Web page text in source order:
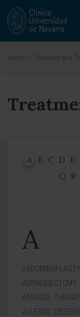
Home > Diseases and
A B C D E
Q R
A
ABDOMINOPLASTY
ADENOIDECTOMY
AEROSOL
ALLERGIC